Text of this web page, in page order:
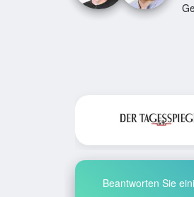
Beantworten Sie